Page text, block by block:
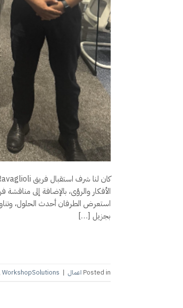
الأفكار والرؤى، بالإضافة إلى
استعرض الطرفان أحدث الحلول،
بجزيل […]
Posted in اعمال |
WorkshopSolutions